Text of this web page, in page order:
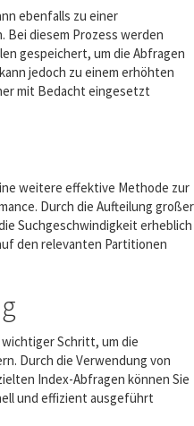
ebenfalls zu einer
diesem Prozess werden
gespeichert, um die Abfragen
jedoch zu einem erhöhten
mit Bedacht eingesetzt
weitere effektive Methode zur
Durch die Aufteilung großer
Suchgeschwindigkeit erheblich
den relevanten Partitionen
Schritt, um die
Durch die Verwendung von
Index-Abfragen können Sie
und effizient ausgeführt